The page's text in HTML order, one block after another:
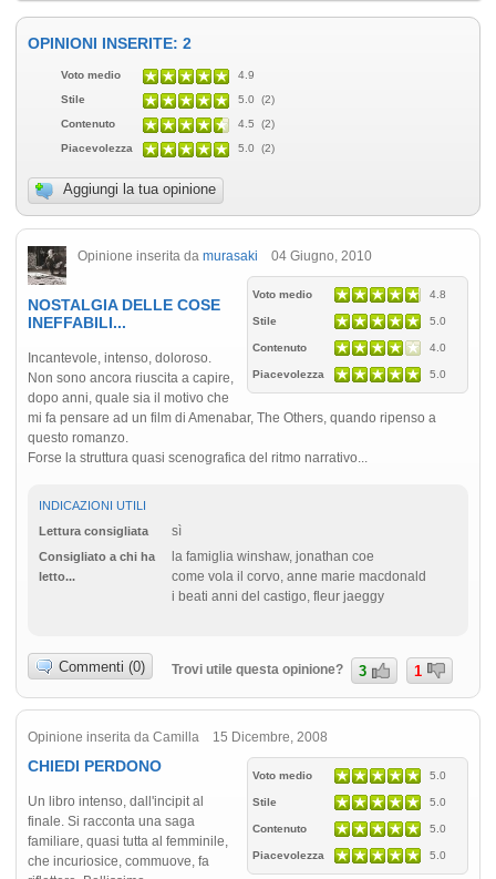
OPINIONI INSERITE: 2
Voto medio
4.9
Stile
5.0 (2)
Contenuto
4.5 (2)
Piacevolezza
5.0 (2)
Aggiungi la tua opinione
Opinione inserita da murasaki 04 Giugno, 2010
Voto medio 4.8
Stile 5.0
Contenuto 4.0
Piacevolezza 5.0
NOSTALGIA DELLE COSE
INEFFABILI...
Incantevole, intenso, doloroso.
Non sono ancora riuscita a capire,
dopo anni, quale sia il motivo che
mi fa pensare ad un film di Amenabar, The Others, quando ripenso a
questo romanzo.
Forse la struttura quasi scenografica del ritmo narrativo...
INDICAZIONI UTILI
Lettura consigliata
sì
Consigliato a chi ha
letto...
la famiglia winshaw, jonathan coe
come vola il corvo, anne marie macdonald
i beati anni del castigo, fleur jaeggy
Commenti (0) Trovi utile questa opinione? 3 1
Opinione inserita da Camilla 15 Dicembre, 2008
Voto medio 5.0
Stile 5.0
Contenuto 5.0
Piacevolezza 5.0
CHIEDI PERDONO
Un libro intenso, dall'incipit al
finale. Si racconta una saga
familiare, quasi tutta al femminile,
che incuriosice, commuove, fa